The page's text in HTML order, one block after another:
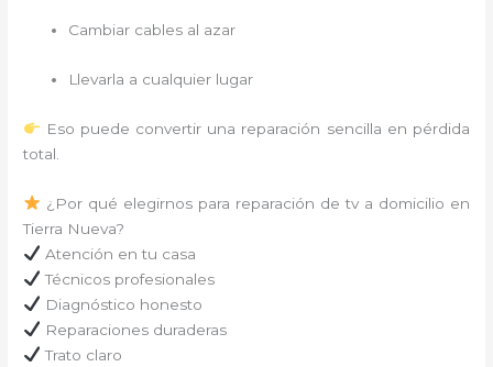
Cambiar cables al azar
Llevarla a cualquier lugar
Eso puede convertir una reparación sencilla en pérdida
total.
¿Por qué elegirnos para reparación de tv a domicilio en
Tierra Nueva?
Atención en tu casa
Técnicos profesionales
Diagnóstico honesto
Reparaciones duraderas
Trato claro